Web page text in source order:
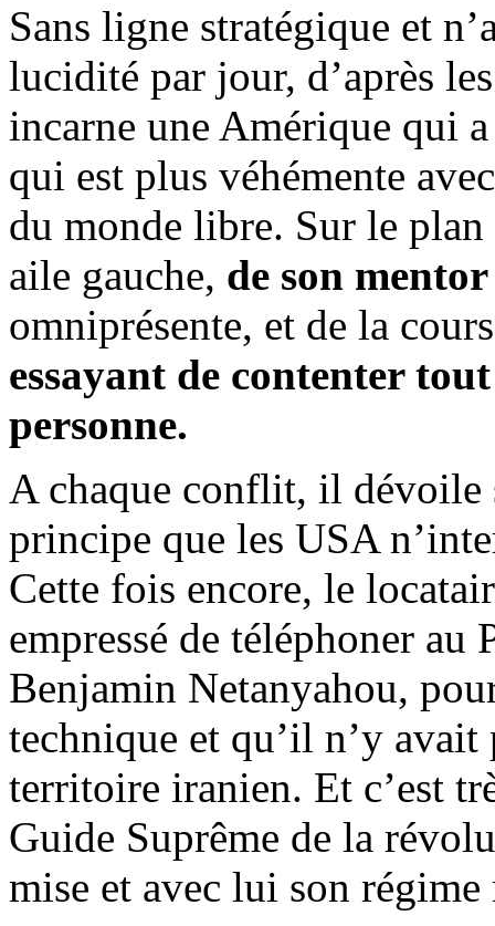
Sans ligne stratégique et
lucidité par jour, d’après
incarne une Amérique qui
qui est plus véhémente
du monde libre. Sur le
aile gauche, de son
omniprésente, et de la
essayant de contenter
personne.
A chaque conflit, il dévoile
principe que les USA
Cette fois encore, le
empressé de téléphoner
Benjamin Netanyahou,
technique et qu’il n’y avait
territoire iranien. Et c’est
Guide Suprême de la
mise et avec lui son